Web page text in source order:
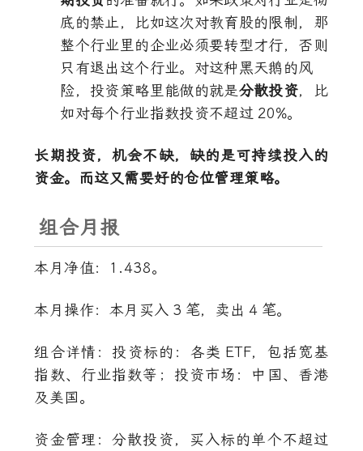
底的禁止，比如这次对教育股的限制，那
整个行业里的企业必须要转型才行，否则
只有退出这个行业。对这种黑天鹅的风
险，投资策略里能做的就是分散投资，比
如对每个行业指数投资不超过 20%。
长期投资，机会不缺，缺的是可持续投入的
资金。而这又需要好的仓位管理策略。
组合月报
本月净值：1.438。
本月操作：本月买入 3 笔，卖出 4 笔。
组合详情：投资标的：各类 ETF，包括宽基
指数、行业指数等；投资市场：中国、香港
及美国。
资金管理：分散投资，买入标的单个不超过